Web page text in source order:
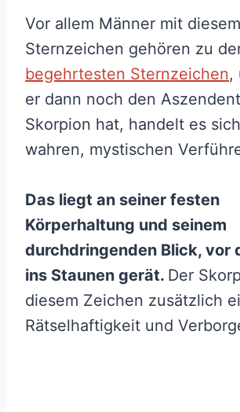
Vor allem Männer mit diesem
Sternzeichen gehören zu
begehrtesten Sternzeichen,
er dann noch den
Skorpion hat, handelt es
wahren, mystischen
Das liegt an seiner festen
Körperhaltung und seinem
durchdringenden Blick, vor
ins Staunen gerät. Der
diesem Zeichen zusätzlich
Rätselhaftigkeit und